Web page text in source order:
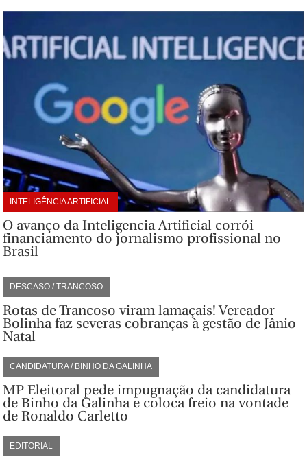
INTELIGÊNCIA ARTIFICIAL
O avanço da Inteligencia Artificial corrói
financiamento do jornalismo profissional no
Brasil
DESCASO / TRANCOSO
Rotas de Trancoso viram lamaçais! Vereador
Bolinha faz severas cobranças à gestão de Jânio
Natal
CANDIDATURA / BINHO DA GALINHA
MP Eleitoral pede impugnação da candidatura
de Binho da Galinha e coloca freio na vontade
de Ronaldo Carletto
EDITORIAL